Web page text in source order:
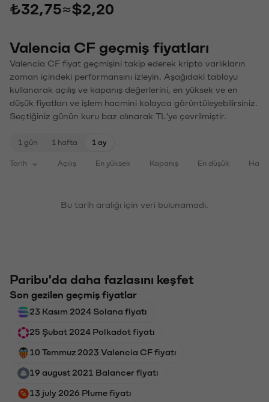
₺32,75≈$2,20
Valencia CF geçmiş fiyatları
Valencia CF fiyat geçmişini takip ederek kripto varlıkların
zaman içindeki performansını izleyin. Aşağıdaki tabloyu
kullanarak açılış ve kapanış değerlerini, en yüksek ve en
düşük fiyatları ve işlem hacmini kolayca görüntüleyebilirsiniz.
Seçtiğiniz günün kuru baz alınarak TL'ye çevrilmiştir.
1 gün 1 hafta 1 ay
Tarih Açılış En yüksek Kapanış En düşük
Bu tarih aralığı için veri bulunamadı.
Paribu'da daha fazlasını keşfet
Son gezilen geçmiş fiyatlar
23 Kasım 2024 Solana fiyatı
25 Şubat 2024 Polkadot fiyatı
10 Temmuz 2023 Valencia CF fiyatı
19 august 2021 Balancer fiyatı
13 july 2026 Plume fiyatı